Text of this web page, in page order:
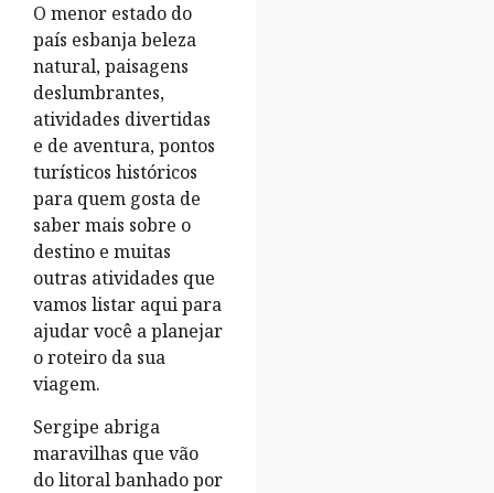
O menor estado do
país esbanja beleza
natural, paisagens
deslumbrantes,
atividades divertidas
e de aventura, pontos
turísticos históricos
para quem gosta de
saber mais sobre o
destino e muitas
outras atividades que
vamos listar aqui para
ajudar você a planejar
o roteiro da sua
viagem.
Sergipe abriga
maravilhas que vão
do litoral banhado por